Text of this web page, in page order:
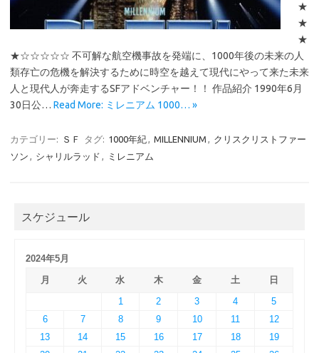
★
★
★
★☆☆☆☆☆ 不可解な航空機事故を発端に、1000年後の未来の人
類存亡の危機を解決するために時空を越えて現代にやって来た未来
人と現代人が奔走するSFアドベンチャー！！ 作品紹介 1990年6月
30日公… Read More: ミレニアム 1000… »
カテゴリー: ＳＦ タグ: 1000年紀, MILLENNIUM , クリスクリストファー
ソン , シャリルラッド , ミレニアム
スケジュール
2024年5月
月
火 水 木 金 土
日
1
2 3 4
5
6
7 8 9 10 11
12
13
14 15 16 17 18
19